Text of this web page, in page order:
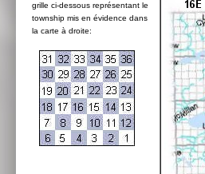
grille ci-dessous représentant le
township mis en évidence dans
la carte à droite: